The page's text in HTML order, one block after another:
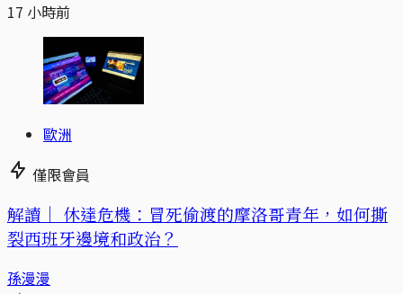
17 小時前
歐洲
僅限會員
解讀｜ 休達危機：冒死偷渡的摩洛哥青年，如何撕
裂西班牙邊境和政治？
孫漫漫